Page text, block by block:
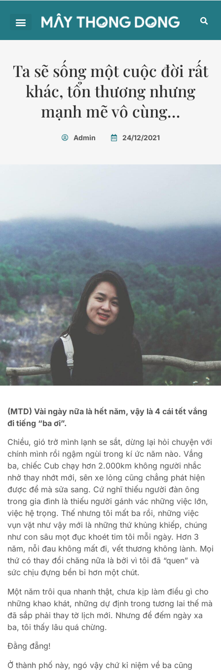
Ta sẽ sống một cuộc đời rất
khác, tổn thương nhưng
mạnh mẽ vô cùng…
Admin 24/12/2021
(MTD) Vài ngày nữa là hết năm, vậy là 4 cái tết vắng
đi tiếng “ba ơi”.
Chiều, gió trở mình lạnh se sắt, dừng lại hỏi chuyện với
chính mình rồi ngậm ngùi trong kí ức năm nào. Vắng
ba, chiếc Cub chạy hơn 2.000km không người nhắc
nhở thay nhớt mới, sên xe lỏng cũng chẳng phát hiện
được để mà sửa sang. Cứ nghĩ thiếu người đàn ông
trong gia đình là thiếu người gánh vác những việc lớn,
việc hệ trọng. Thế nhưng tôi mất ba rồi, những việc
vụn vặt như vậy mới là những thứ khủng khiếp, chúng
như con sâu mọt đục khoét tim tôi mỗi ngày. Hơn 3
năm, nỗi đau không mất đi, vết thương không lành. Mọi
thứ có thay đổi chăng nữa là bởi vì tôi đã “quen” và
sức chịu đựng bền bỉ hơn một chút.
Một năm trôi qua nhanh thật, chưa kịp làm điều gì cho
những khao khát, những dự định trong tương lai thế mà
đã sắp phải thay tờ lịch mới. Nhưng để đếm ngày xa
ba, tôi thấy lâu quá chừng.
Đằng đẵng!
Ở thành phố này, ngó vậy chứ kỉ niệm về ba cũng